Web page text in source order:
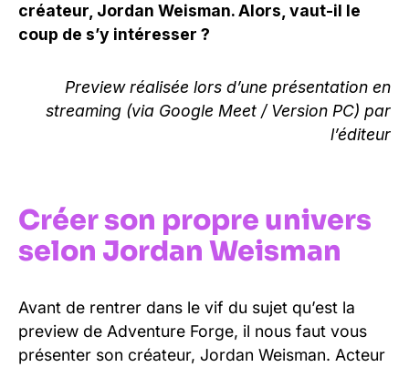
créateur, Jordan Weisman. Alors, vaut-il le
coup de s’y intéresser ?
Preview réalisée lors d’une présentation en
streaming (via Google Meet / Version PC) par
l’éditeur
Créer son propre univers
selon Jordan Weisman
Avant de rentrer dans le vif du sujet qu’est la
preview de Adventure Forge, il nous faut vous
présenter son créateur, Jordan Weisman. Acteur